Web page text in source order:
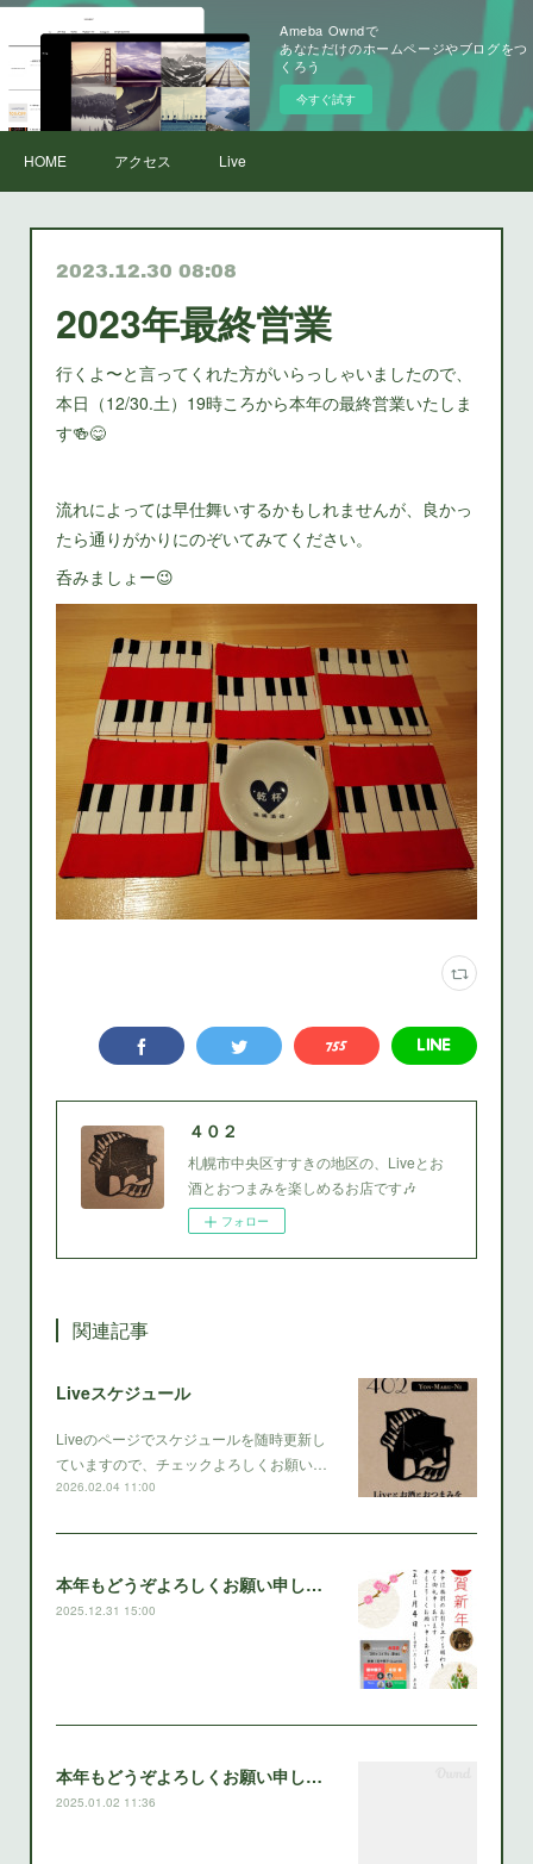
Ameba Owndで
あなただけのホームページやブログをつ
くろう
今すぐ試す
HOME アクセス Live
2023.12.30 08:08
2023年最終営業
行くよ〜と言ってくれた方がいらっしゃいましたので、
本日（12/30.土）19時ころから本年の最終営業いたしま
す🍻😋
流れによっては早仕舞いするかもしれませんが、良かっ
たら通りがかりにのぞいてみてください。
呑みましょー😉
４０２
札幌市中央区すすきの地区の、Liveとお
酒とおつまみを楽しめるお店です🎶
フォロー
関連記事
Liveスケジュール
Liveのページでスケジュールを随時更新し
ていますので、チェックよろしくお願い…
2026.02.04 11:00
本年もどうぞよろしくお願い申し上げます
2025.12.31 15:00
本年もどうぞよろしくお願い申し上げます
2025.01.02 11:36